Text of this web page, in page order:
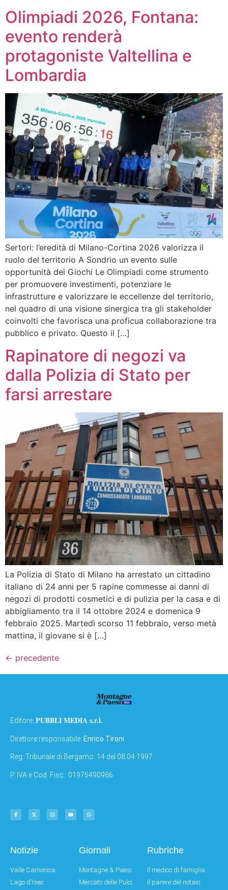
Olimpiadi 2026, Fontana:
evento renderà
protagoniste Valtellina e
Lombardia
Sertori: l’eredità di Milano-Cortina 2026 valorizza il
ruolo del territorio A Sondrio un evento sulle
opportunità dei Giochi Le Olimpiadi come strumento
per promuovere investimenti, potenziare le
infrastrutture e valorizzare le eccellenze del territorio,
nel quadro di una visione sinergica tra gli stakeholder
coinvolti che favorisca una proficua collaborazione tra
pubblico e privato. Questo il […]
Rapinatore di negozi va
dalla Polizia di Stato per
farsi arrestare
La Polizia di Stato di Milano ha arrestato un cittadino
italiano di 24 anni per 5 rapine commesse ai danni di
negozi di prodotti cosmetici e di pulizia per la casa e di
abbigliamento tra il 14 ottobre 2024 e domenica 9
febbraio 2025. Martedì scorso 11 febbraio, verso metà
mattina, il giovane si è […]
← precedente
Editore: PUBBLI MEDIA s.r.l.
Direttore responsabile: Enrico Tironi
Reg: Tribunale di Bergamo: 14 del 08.04.1997
P. IVA e Cod. Fisc.: 01975490986
Notizie
Valle Camonica
Lago d'Iseo
Giornali
Montagne & Paesi
Mercato delle Pulci
Rubriche
Il medico di famiglia
Il parere del notaio